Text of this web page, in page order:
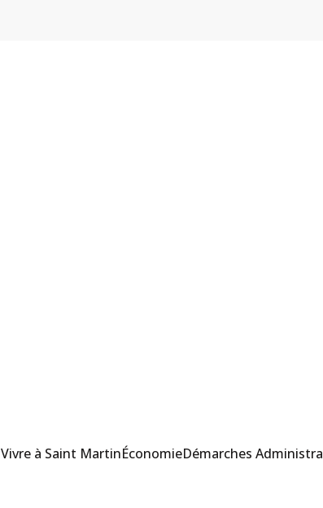
Vivre à Saint MartinÉconomieDémarches